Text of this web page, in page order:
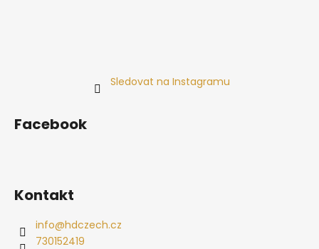
Sledovat na Instagramu
Facebook
Kontakt
info@hdczech.cz
730152419